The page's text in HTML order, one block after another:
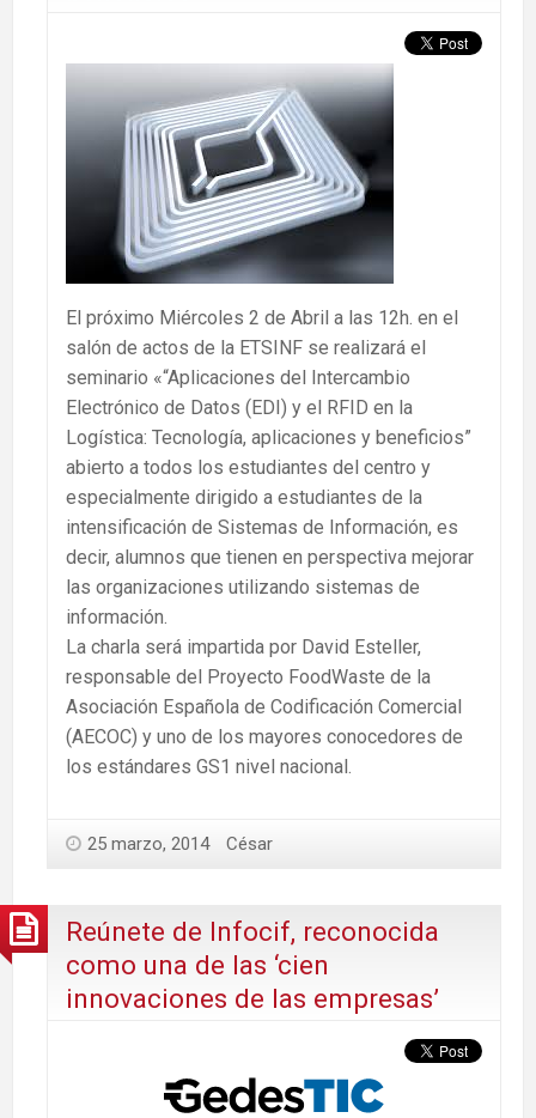
El próximo Miércoles 2 de Abril a las 12h. en el
salón de actos de la ETSINF se realizará el
seminario «“Aplicaciones del Intercambio
Electrónico de Datos (EDI) y el RFID en la
Logística: Tecnología, aplicaciones y beneficios”
abierto a todos los estudiantes del centro y
especialmente dirigido a estudiantes de la
intensificación de Sistemas de Información, es
decir, alumnos que tienen en perspectiva mejorar
las organizaciones utilizando sistemas de
información.
La charla será impartida por David Esteller,
responsable del Proyecto FoodWaste de la
Asociación Española de Codificación Comercial
(AECOC) y uno de los mayores conocedores de
los estándares GS1 nivel nacional.
25 marzo, 2014 César
Reúnete de Infocif, reconocida
como una de las ‘cien
innovaciones de las empresas’